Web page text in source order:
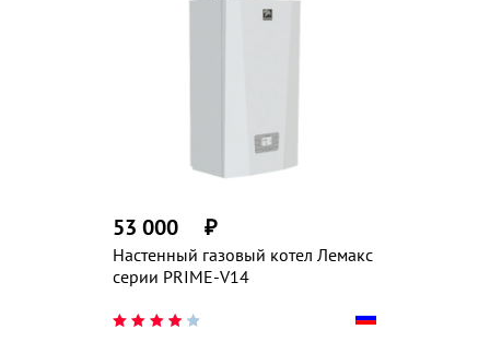
Настенный газовый котел Лемакс
серии PRIME-V14
53 000 ₽